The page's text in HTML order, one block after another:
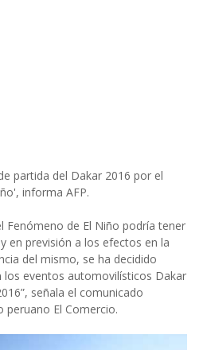
partida del Dakar 2016 por el
informa AFP.
Fenómeno de El Niño podría tener
en previsión a los efectos en la
del mismo, se ha decidido
los eventos automovilísticos Dakar
señala el comunicado
peruano El Comercio.